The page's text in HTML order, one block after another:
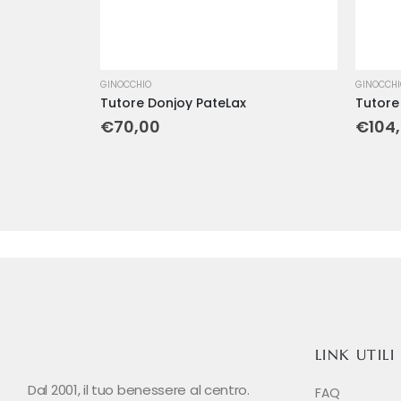
GINOCCHIO
Tutore Donjoy PateLax
€70,00 €
Dal 2001, il tuo benessere al centro.
LINK UTILI
FAQ